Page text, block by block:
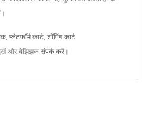
प्लेटफॉर्म कार्ट शॉपिंग कार्ट
देखें और बेझिझक संपर्क करें।